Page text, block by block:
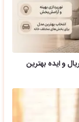
و ایده بهترین